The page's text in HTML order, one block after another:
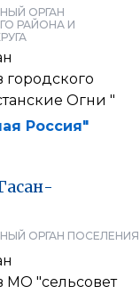
ОРГАН
РАЙОНА И
городского
Огни "
Россия"
ОРГАН ПОСЕЛЕНИЯ
МО "сельсовет